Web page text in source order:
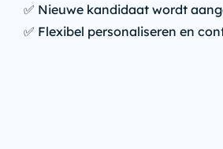
✅ Nieuwe kandidaat wordt
✅ Flexibel personaliseren en